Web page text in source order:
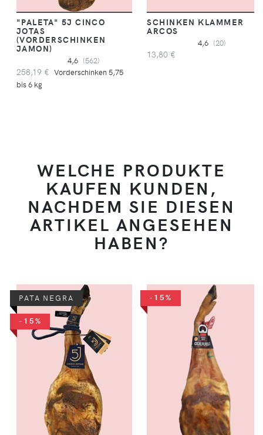
"PALETA" 5J CINCO
JOTAS
(VORDERSCHINKEN
JAMON)
4,6 (562)
258,19 € Vorderschinken 5,75
bis 6 kg
SCHINKEN KLAMMER
ARCOS
4,6 (20)
13,80 €
WELCHE PRODUKTE
KAUFEN KUNDEN,
NACHDEM SIE DIESEN
ARTIKEL ANGESEHEN
HABEN?
PATA NEGRA
-15%
-15%